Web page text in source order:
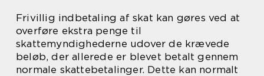
Frivillig indbetaling af skat kan gøres ved at
overføre ekstra penge til
skattemyndighederne udover de krævede
beløb, der allerede er blevet betalt gennem
normale skattebetalinger. Dette kan normalt